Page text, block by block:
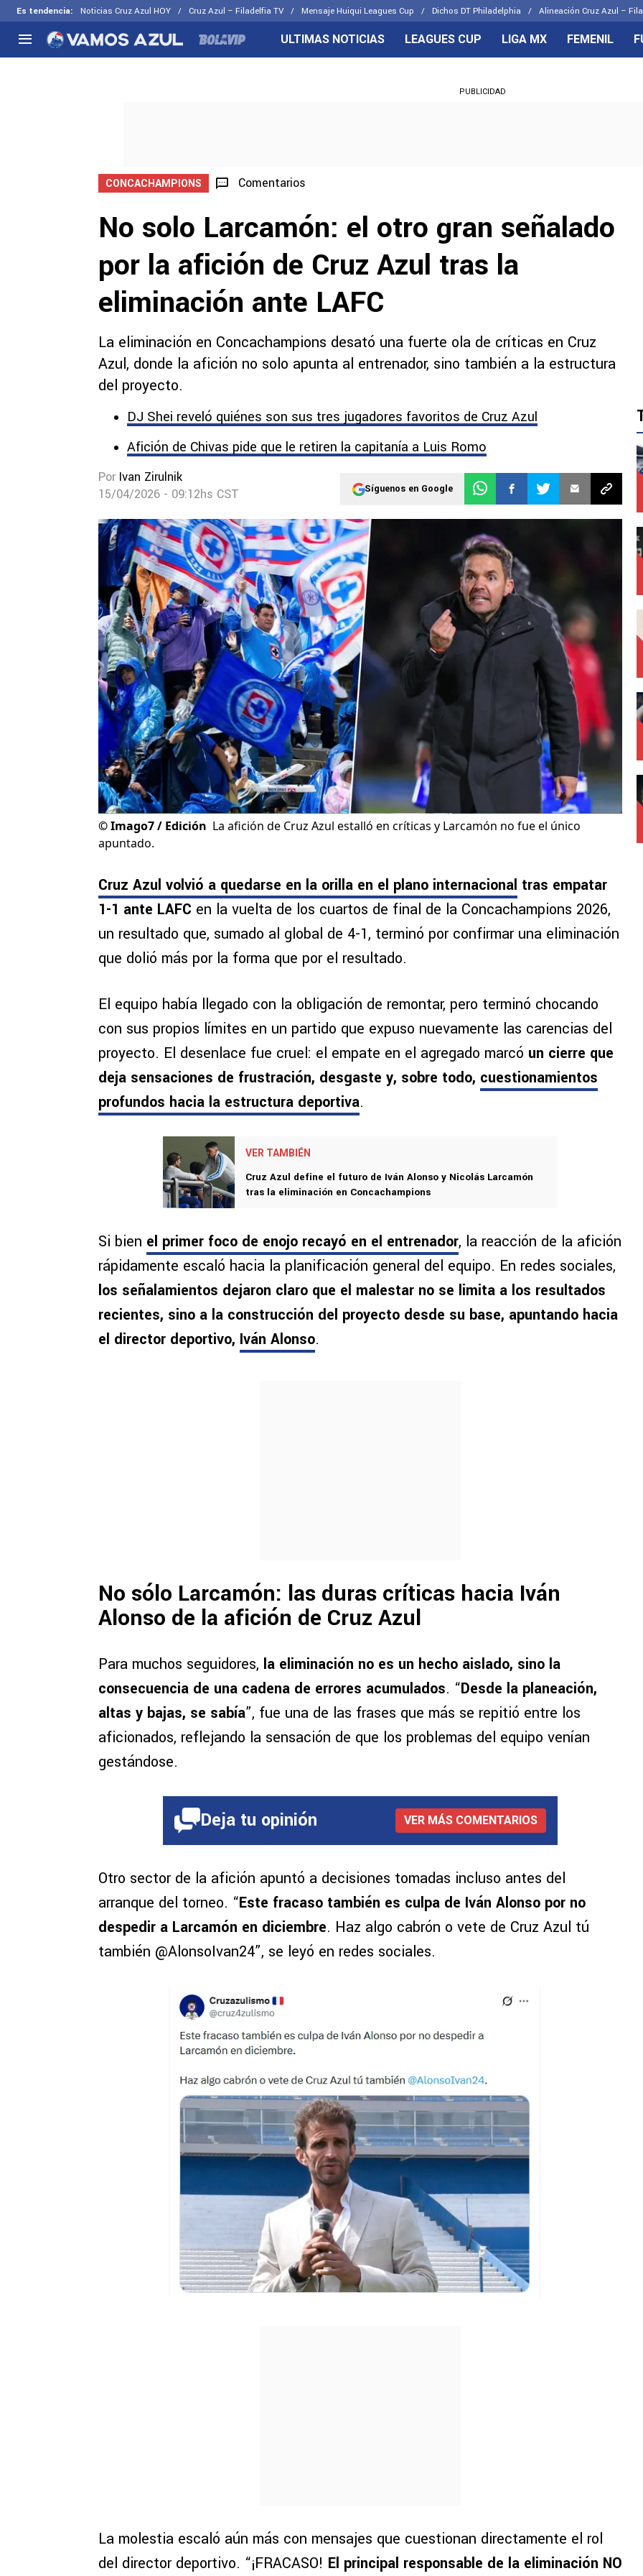
Es tendencia: Noticias Cruz Azul HOY Cruz Azul – Filadelfia TV Mensaje Huiqui Leagues Cup Dichos DT Philadelphia Alineación Cruz Azul –
Selección Mexicana
CELESTES
ULTIMAS NOTICIAS LEAGUES CUP LIGA MX FEMENIL
PUBLICIDAD
CONCACHAMPIONS Comentarios
No solo Larcamón: el otro gran señalado
por la afición de Cruz Azul tras la
eliminación ante LAFC
La eliminación en Concachampions desató una fuerte ola de críticas en Cruz
Azul, donde la afición no solo apunta al entrenador, sino también a la estructura
del proyecto.
DJ Shei reveló quiénes son sus tres jugadores favoritos de Cruz Azul
Afición de Chivas pide que le retiren la capitanía a Luis Romo
Por Ivan Zirulnik
15/04/2026 - 09:12hs CST
Síguenos en Google
©Imago7 / Edición La afición de Cruz Azul estalló en críticas y Larcamón no fue el único
apuntado.
Cruz Azul volvió a quedarse en la orilla en el plano internacional tras empatar
1-1 ante LAFC en la vuelta de los cuartos de final de la Concachampions 2026,
un resultado que, sumado al global de 4-1, terminó por confirmar una eliminación
que dolió más por la forma que por el resultado.
El equipo había llegado con la obligación de remontar, pero terminó chocando
con sus propios límites en un partido que expuso nuevamente las carencias del
proyecto. El desenlace fue cruel: el empate en el agregado marcó un cierre que
deja sensaciones de frustración, desgaste y, sobre todo, cuestionamientos
profundos hacia la estructura deportiva.
VER TAMBIÉN
Cruz Azul define el futuro de Iván Alonso y Nicolás Larcamón
tras la eliminación en Concachampions
Si bien el primer foco de enojo recayó en el entrenador, la reacción de la afición
rápidamente escaló hacia la planificación general del equipo. En redes sociales,
los señalamientos dejaron claro que el malestar no se limita a los resultados
recientes, sino a la construcción del proyecto desde su base, apuntando hacia
el director deportivo, Iván Alonso.
No sólo Larcamón: las duras críticas hacia Iván
Alonso de la afición de Cruz Azul
Para muchos seguidores, la eliminación no es un hecho aislado, sino la
consecuencia de una cadena de errores acumulados. “Desde la planeación,
altas y bajas, se sabía”, fue una de las frases que más se repitió entre los
aficionados, reflejando la sensación de que los problemas del equipo venían
gestándose.
Deja tu opinión VER MÁS COMENTARIOS
Otro sector de la afición apuntó a decisiones tomadas incluso antes del
arranque del torneo. “Este fracaso también es culpa de Iván Alonso por no
despedir a Larcamón en diciembre. Haz algo cabrón o vete de Cruz Azul tú
también @AlonsoIvan24”, se leyó en redes sociales.
La molestia escaló aún más con mensajes que cuestionan directamente el rol
del director deportivo. “¡FRACASO! El principal responsable de la eliminación NO